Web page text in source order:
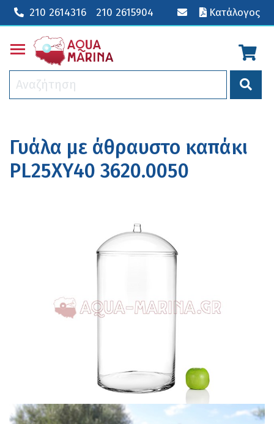
210 2614316 210 2615904 Κατάλογος
Toggle main menu visibility
Γυάλα με άθραυστο καπάκι
PL25XΥ40 3620.0050